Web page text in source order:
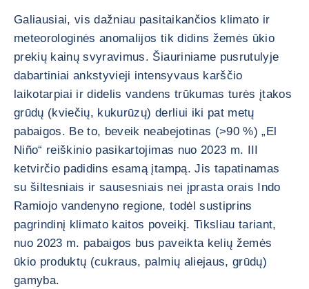
Galiausiai, vis dažniau pasitaikančios klimato ir
meteorologinės anomalijos tik didins žemės ūkio
prekių kainų svyravimus. Šiauriniame pusrutulyje
dabartiniai ankstyvieji intensyvaus karščio
laikotarpiai ir didelis vandens trūkumas turės įtakos
grūdų (kviečių, kukurūzų) derliui iki pat metų
pabaigos. Be to, beveik neabejotinas (>90 %) „El
Niño“ reiškinio pasikartojimas nuo 2023 m. III
ketvirčio padidins esamą įtampą. Jis tapatinamas
su šiltesniais ir sausesniais nei įprasta orais Indo
Ramiojo vandenyno regione, todėl sustiprins
pagrindinį klimato kaitos poveikį. Tiksliau tariant,
nuo 2023 m. pabaigos bus paveikta kelių žemės
ūkio produktų (cukraus, palmių aliejaus, grūdų)
gamyba.